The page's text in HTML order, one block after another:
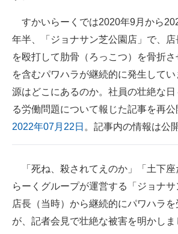
マーケ×ITの今がよく分かる
ITエンジニア向け専門サイト
企業向けIT製品の総合サイト
IT製品の技術・比較・事例
製造業のIT導入・活用を支援
エレクトロニクス専門サイト
電子設計の基本と応用
すかいらーくでは2020年9月から
年半、「ジョナサン芝公園店」で、
を殴打して肋骨（ろっこつ）を骨折
を含むパワハラが継続的に発生して
源はどこにあるのか。社員の壮絶な
る労働問題について報じた記事を再公
2022年07月22日 。記事内の情報は公
「死ね、殺されてえのか」「土下
らーくグループが運営する「ジョナサ
店長（当時）から継続的にパワハラ
が、記者会見で壮絶な被害を明かしま